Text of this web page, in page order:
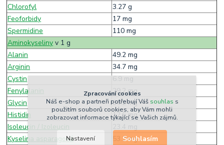
Chlorofyl
3.27 g
Feoforbidy
17 mg
Spermidine
110 mg
Aminokyseliny v 1 g
Alanin
49.2 mg
Arginin
34.7 mg
Cystin
6.9 mg
Fenylalanin
29.2 mg
Glycin
34.2 mg
Histidin
12.6 mg
Isoleucin / Izoleucin
23.4 mg
Kyselina asparagová
53.2 mg
Zpracování cookies
Náš e-shop a partneři potřebují Váš souhlas s
použitím souborů cookies, aby Vám mohli
zobrazovat informace týkající se Vašich zájmů.
Nastavení Souhlasím